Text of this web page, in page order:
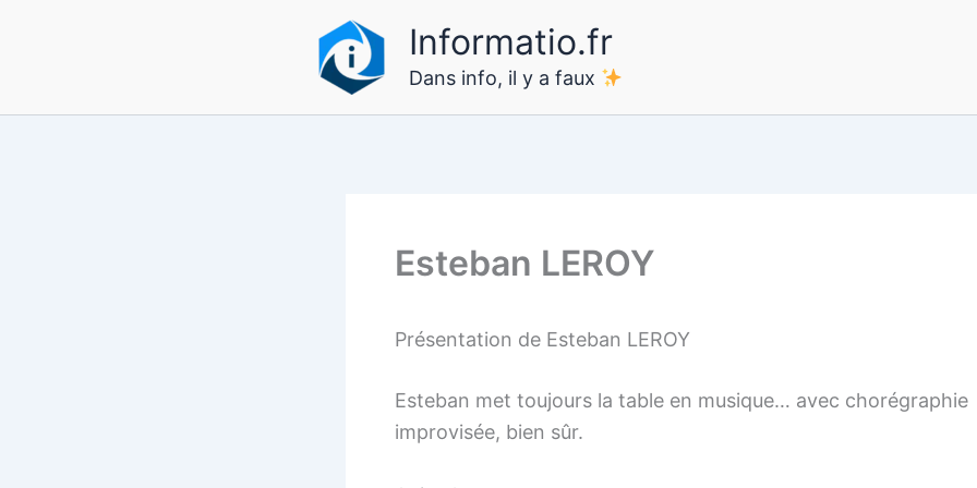
Informatio.fr
Dans info, il y a faux
Esteban LEROY
Présentation de Esteban LEROY
Esteban met toujours la table en musique… avec chorégraphie
improvisée, bien sûr.